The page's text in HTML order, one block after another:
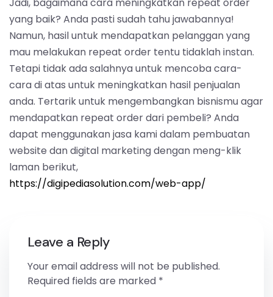
Jadi, bagaimana cara meningkatkan repeat order
yang baik? Anda pasti sudah tahu jawabannya!
Namun, hasil untuk mendapatkan pelanggan yang
mau melakukan repeat order tentu tidaklah instan.
Tetapi tidak ada salahnya untuk mencoba cara-
cara di atas untuk meningkatkan hasil penjualan
anda. Tertarik untuk mengembangkan bisnismu agar
mendapatkan repeat order dari pembeli? Anda
dapat menggunakan jasa kami dalam pembuatan
website dan digital marketing dengan meng-klik
laman berikut,
https://digipediasolution.com/web-app/
Leave a Reply
Your email address will not be published.
Required fields are marked *